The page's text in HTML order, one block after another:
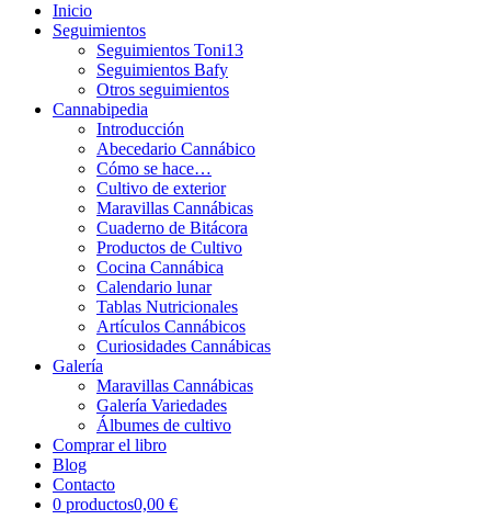
Inicio
Seguimientos
Seguimientos Toni13
Seguimientos Bafy
Otros seguimientos
Cannabipedia
Introducción
Abecedario Cannábico
Cómo se hace…
Cultivo de exterior
Maravillas Cannábicas
Cuaderno de Bitácora
Productos de Cultivo
Cocina Cannábica
Calendario lunar
Tablas Nutricionales
Artículos Cannábicos
Curiosidades Cannábicas
Galería
Maravillas Cannábicas
Galería Variedades
Álbumes de cultivo
Comprar el libro
Blog
Contacto
0 productos0,00 €